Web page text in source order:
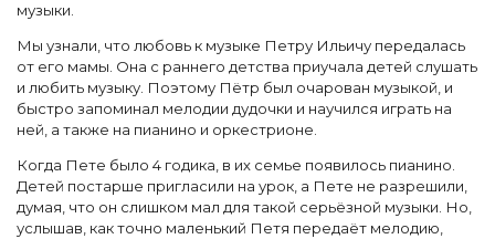
музыки.
Мы узнали, что любовь к музыке Петру Ильичу передалась
от его мамы. Она с раннего детства приучала детей слушать
и любить музыку. Поэтому Пётр был очарован музыкой, и
быстро запоминал мелодии дудочки и научился играть на
ней, а также на пианино и оркестрионе.
Когда Пете было 4 годика, в их семье появилось пианино.
Детей постарше пригласили на урок, а Пете не разрешили,
думая, что он слишком мал для такой серьёзной музыки. Но,
услышав, как точно маленький Петя передаёт мелодию,